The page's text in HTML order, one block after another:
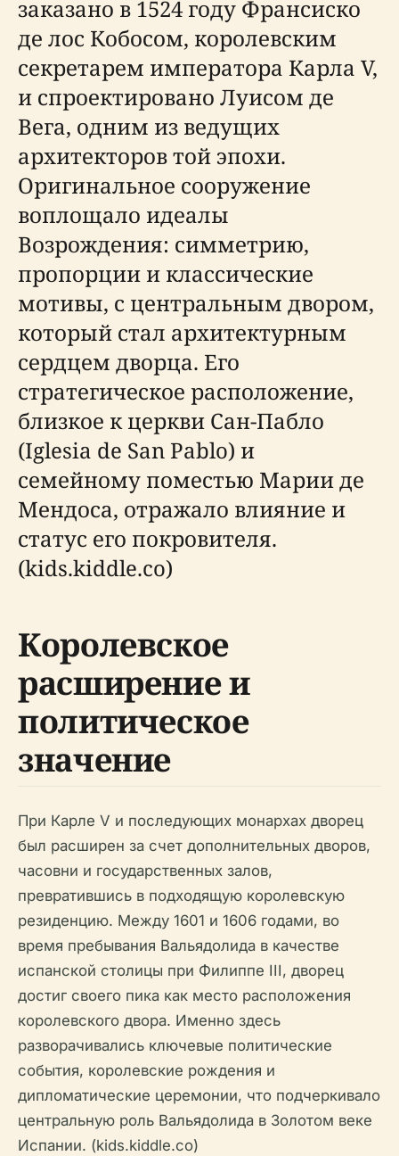
заказано в 1524 году Франсиско
де лос Кобосом, королевским
секретарем императора Карла V,
и спроектировано Луисом де
Вега, одним из ведущих
архитекторов той эпохи.
Оригинальное сооружение
воплощало идеалы
Возрождения: симметрию,
пропорции и классические
мотивы, с центральным двором,
который стал архитектурным
сердцем дворца. Его
стратегическое расположение,
близкое к церкви Сан-Пабло
(Iglesia de San Pablo) и
семейному поместью Марии де
Мендоса, отражало влияние и
статус его покровителя.
(kids.kiddle.co)
Королевское
расширение и
политическое
значение
При Карле V и последующих монархах дворец
был расширен за счет дополнительных дворов,
часовни и государственных залов,
превратившись в подходящую королевскую
резиденцию. Между 1601 и 1606 годами, во
время пребывания Вальядолида в качестве
испанской столицы при Филиппе III, дворец
достиг своего пика как место расположения
королевского двора. Именно здесь
разворачивались ключевые политические
события, королевские рождения и
дипломатические церемонии, что подчеркивало
центральную роль Вальядолида в Золотом веке
Испании. (kids.kiddle.co)